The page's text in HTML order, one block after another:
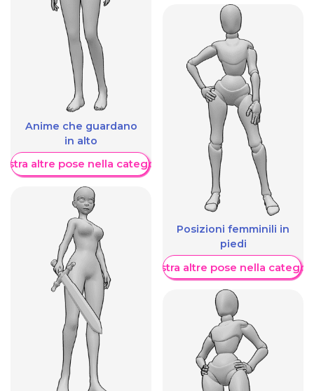
Anime che guardano
in alto
altre pose nella categoria
Posizioni femminili in
piedi
Mostra altre pose nella